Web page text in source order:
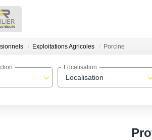
Exploitations Agricoles Porcine
Localisation
Localisation